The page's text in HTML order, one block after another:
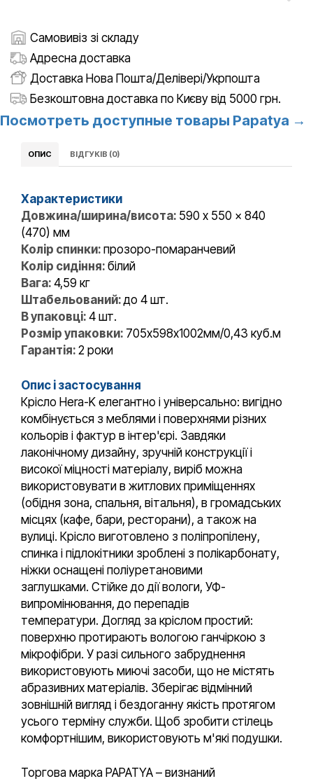
Самовивіз зі складу
Адресна доставка
Доставка Нова Пошта/Делівері/Укрпошта
Безкоштовна доставка по Києву від 5000 грн.
Посмотреть доступные товары Papatya →
ОПИС ВІДГУКІВ (0)
Характеристики
Довжина/ширина/висота: 590 x 550 x 840
(470) мм
Колір спинки: прозоро-помаранчевий
Колір сидіння: білий
Вага: 4,59 кг
Штабельований:до 4 шт.
В упаковці: 4 шт.
Розмір упаковки: 705х598х1002мм/0,43 куб.м
Гарантія: 2 роки
Опис і застосування
Крісло Hera-K елегантно і універсально: вигідно
комбінується з меблями і поверхнями різних
кольорів і фактур в інтер'єрі. Завдяки
лаконічному дизайну, зручній конструкції і
високої міцності матеріалу, виріб можна
використовувати в житлових приміщеннях
(обідня зона, спальня, вітальня), в громадських
місцях (кафе, бари, ресторани), а також на
вулиці. Крісло виготовлено з поліпропілену,
спинка і підлокітники зроблені з полікарбонату,
ніжки оснащені поліуретановими
заглушками. Стійке до дії вологи, УФ-
випромінювання, до перепадів
температури. Догляд за кріслом простий:
поверхню протирають вологою ганчіркою з
мікрофібри. У разі сильного забруднення
використовують миючі засоби, що не містять
абразивних матеріалів. Зберігає відмінний
зовнішній вигляд і бездоганну якість протягом
усього терміну служби. Щоб зробити стілець
комфортнішим, використовують м'які подушки.
Торгова марка PAPATYA – визнаний